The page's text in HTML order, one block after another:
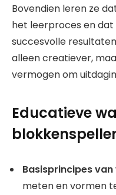
Bovendien leren ze
het leerproces en
succesvolle
alleen creatiever,
vermogen om
Educatieve
Basisprincipes van
meten en vormen